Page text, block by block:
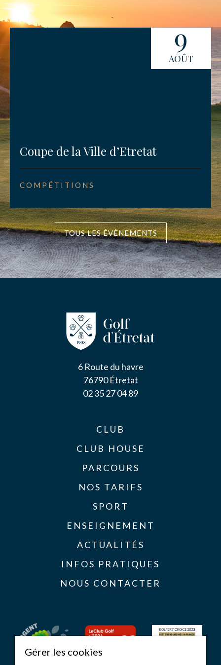
9
AOÛT
Coupe de la Ville d’Etretat
COMPÉTITIONS
TOUS LES ÉVÈNEMENTS
6 Route du havre
76790 Étretat
02 35 27 04 89
CLUB
CLUB HOUSE
PARCOURS
NOS TARIFS
SPORT
ENSEIGNEMENT
ACTUALITÉS
INFOS PRATIQUES
NOUS CONTACTER
Gérer les cookies